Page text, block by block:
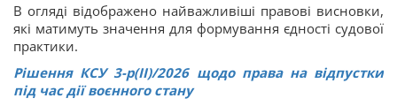
В огляді відображено найважливіші правові висновки,
які матимуть значення для формування єдності судової
практики.
Рішення КСУ 3-р(ІІ)/2026 щодо права на відпустки
під час дії воєнного стану